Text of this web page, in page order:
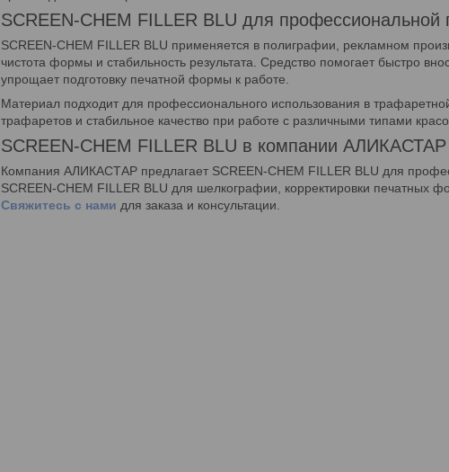
SCREEN-CHEM FILLER BLU для профессиональной
SCREEN-CHEM FILLER BLU применяется в полиграфии, рекламном
чистота формы и стабильность результата. Средство помогает быстро
упрощает подготовку печатной формы к работе.
Материал подходит для профессионального использования в
трафаретов и стабильное качество при работе с различными типами
SCREEN-CHEM FILLER BLU в компании АЛИКАСТАР
Компания АЛИКАСТАР предлагает SCREEN-CHEM FILLER BLU для
SCREEN-CHEM FILLER BLU для шелкографии, корректировки печатных
Свяжитесь с нами для заказа и консультации.